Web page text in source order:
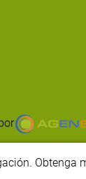
Obtenga